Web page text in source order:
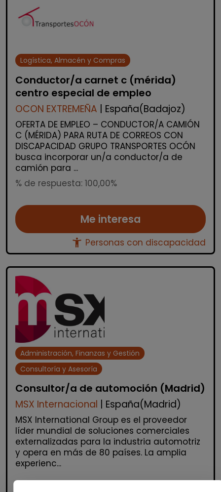
Logística, Almacén y Compras
Conductor/a carnet c (mérida)
centro especial de empleo
OCON EXTREMEÑA | España(Badajoz)
OFERTA DE EMPLEO – CONDUCTOR/A CAMIÓN
C (MÉRIDA) PARA RUTA DE CORREOS CON
DISCAPACIDAD GRUPO TRANSPORTES OCÓN
busca incorporar un/a conductor/a de
camión para ...
% de respuesta: 100,00%
Me interesa
accessibility_new Personas con discapacidad
Administración, Finanzas y Gestión
Consultoría y Asesoría
Consultor/a de automoción (Madrid)
MSX Internacional | España(Madrid)
MSX International Group es el proveedor
líder mundial de soluciones comerciales
externalizadas para la industria automotriz
y opera en más de 80 países. La amplia
experienc...